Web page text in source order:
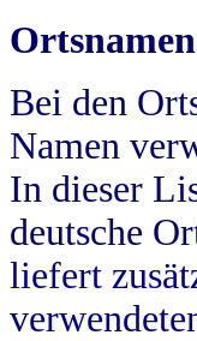
Ortsnamen
Bei den
Namen
In dieser
deutsche
liefert